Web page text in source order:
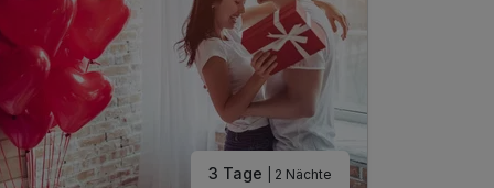
3 Tage | 2 Nächte